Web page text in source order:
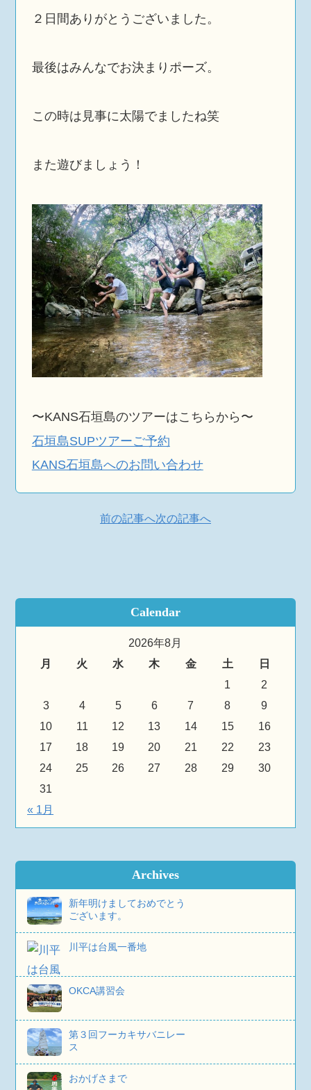
２日間ありがとうございました。
最後はみんなでお決まりポーズ。
この時は見事に太陽でましたね笑
また遊びましょう！
〜KANS石垣島のツアーはこちらから〜
石垣島SUPツアーご予約
KANS石垣島へのお問い合わせ
前の記事へ次の記事へ
Calendar
2026年8月
月
火 水 木 金 土
日
1
2
3
4 5 6 7 8
9
10
11 12 13 14 15
16
17
18 19 20 21 22
23
24
25 26 27 28 29
30
31
« 1月
Archives
新年明けましておめでとう
ございます。
川平は台風一番地
OKCA講習会
第３回フーカキサバニレー
ス
おかげさまで